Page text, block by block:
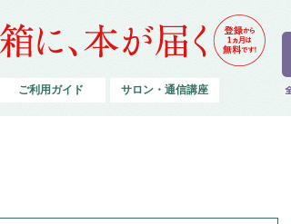
ご利用ガイド サロン・通信講座